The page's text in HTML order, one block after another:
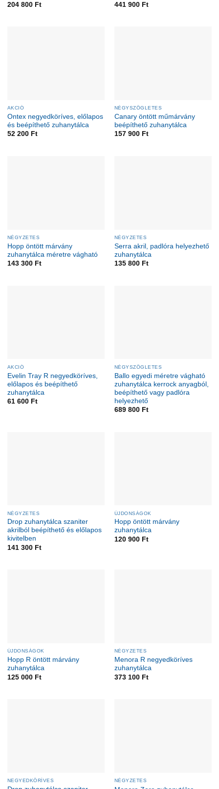
204 800 Ft
441 900 Ft
AKCIÓ
Ontex negyedköríves, előlapos
és beépíthető zuhanytálca
52 200 Ft
NÉGYSZÖGLETES
Canary öntött műmárvány
beépíthető zuhanytálca
157 900 Ft
NÉGYZETES
Hopp öntött márvány
zuhanytálca méretre vágható
143 300 Ft
NÉGYZETES
Serra akril, padlóra helyezhető
zuhanytálca
135 800 Ft
AKCIÓ
Evelin Tray R negyedköríves,
előlapos és beépíthető
zuhanytálca
61 600 Ft
NÉGYSZÖGLETES
Ballo egyedi méretre vágható
zuhanytálca kerrock anyagból,
beépíthető vagy padlóra
helyezhető
689 800 Ft
NÉGYZETES
Drop zuhanytálca szaniter
akrilból beépíthető és előlapos
kivitelben
141 300 Ft
ÚJDONSÁGOK
Hopp öntött márvány
zuhanytálca
120 900 Ft
ÚJDONSÁGOK
Hopp R öntött márvány
zuhanytálca
125 000 Ft
NÉGYZETES
Menora R negyedköríves
zuhanytálca
373 100 Ft
NEGYEDKÖRÍVES NÉGYZETES